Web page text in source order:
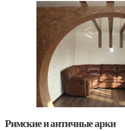
Римские и античные арки